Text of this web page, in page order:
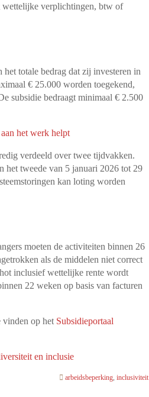
verplichtingen, btw of
totale bedrag dat zij investeren in
€ 25.000 worden toegekend,
subsidie bedraagt minimaal € 2.500
het werk helpt
verdeeld over twee tijdvakken.
het tweede van 5 januari 2026 tot 29
kan loting worden
moeten de activiteiten binnen 26
als de middelen niet correct
inclusief wettelijke rente wordt
22 weken op basis van facturen
vinden op het Subsidieportaal
en inclusie
arbeidsbeperking ,inclusiviteit